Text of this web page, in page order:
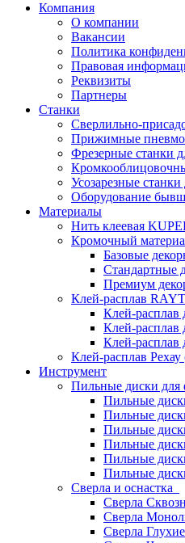
Компания
О компании
Вакансии
Политика
Правовая
Реквизиты
Партнеры
Станки
Сверлильно-
Прижимные
Фрезерные станки
Усозарезные
Оборудование
Материалы
Нить клеевая
Кромочный
Базовые
Стандартные
Премиум
Клей-расплав
Клей-расплав
Клей-расплав
Клей-расплав
Клей-расплав
Инструмент
Пильные диски для
Пильные
Пильные
Пильные
Пильные
Пильные
Пильные
Сверла и оснастка
Сверла
Сверла
Сверла